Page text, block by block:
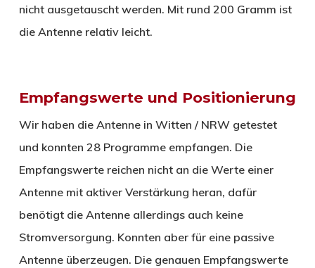
nicht ausgetauscht werden. Mit rund 200 Gramm ist
die Antenne relativ leicht.
Empfangswerte und Positionierung
Wir haben die Antenne in Witten / NRW getestet
und konnten 28 Programme empfangen. Die
Empfangswerte reichen nicht an die Werte einer
Antenne mit aktiver Verstärkung heran, dafür
benötigt die Antenne allerdings auch keine
Stromversorgung. Konnten aber für eine passive
Antenne überzeugen. Die genauen Empfangswerte